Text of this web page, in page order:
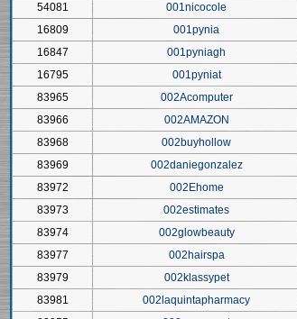
54081
001nicocole
16809
001pynia
16847
001pyniagh
16795
001pyniat
83965
002Acomputer
83966
002AMAZON
83968
002buyhollow
83969
002daniegonzalez
83972
002Ehome
83973
002estimates
83974
002glowbeauty
83977
002hairspa
83979
002klassypet
83981
002laquintapharmacy